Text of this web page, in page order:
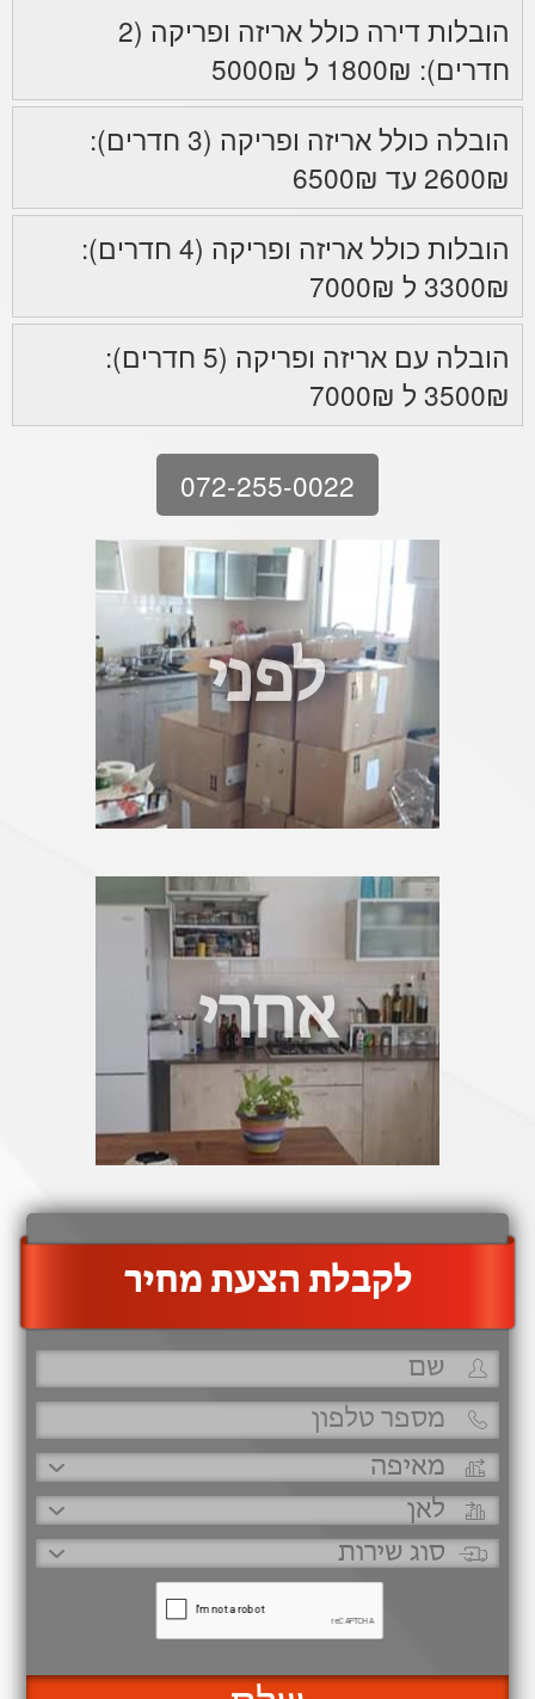
הובלות דירה כולל אריזה ופריקה (2
חדרים): 1800₪ ל 5000₪
הובלה כולל אריזה ופריקה (3 חדרים):
2600₪ עד 6500₪
הובלות כולל אריזה ופריקה (4 חדרים):
3300₪ ל 7000₪
הובלה עם אריזה ופריקה (5 חדרים):
3500₪ ל 7000₪
072-255-0022
לפני
אחרי
‫לקבלת הצעת מחיר